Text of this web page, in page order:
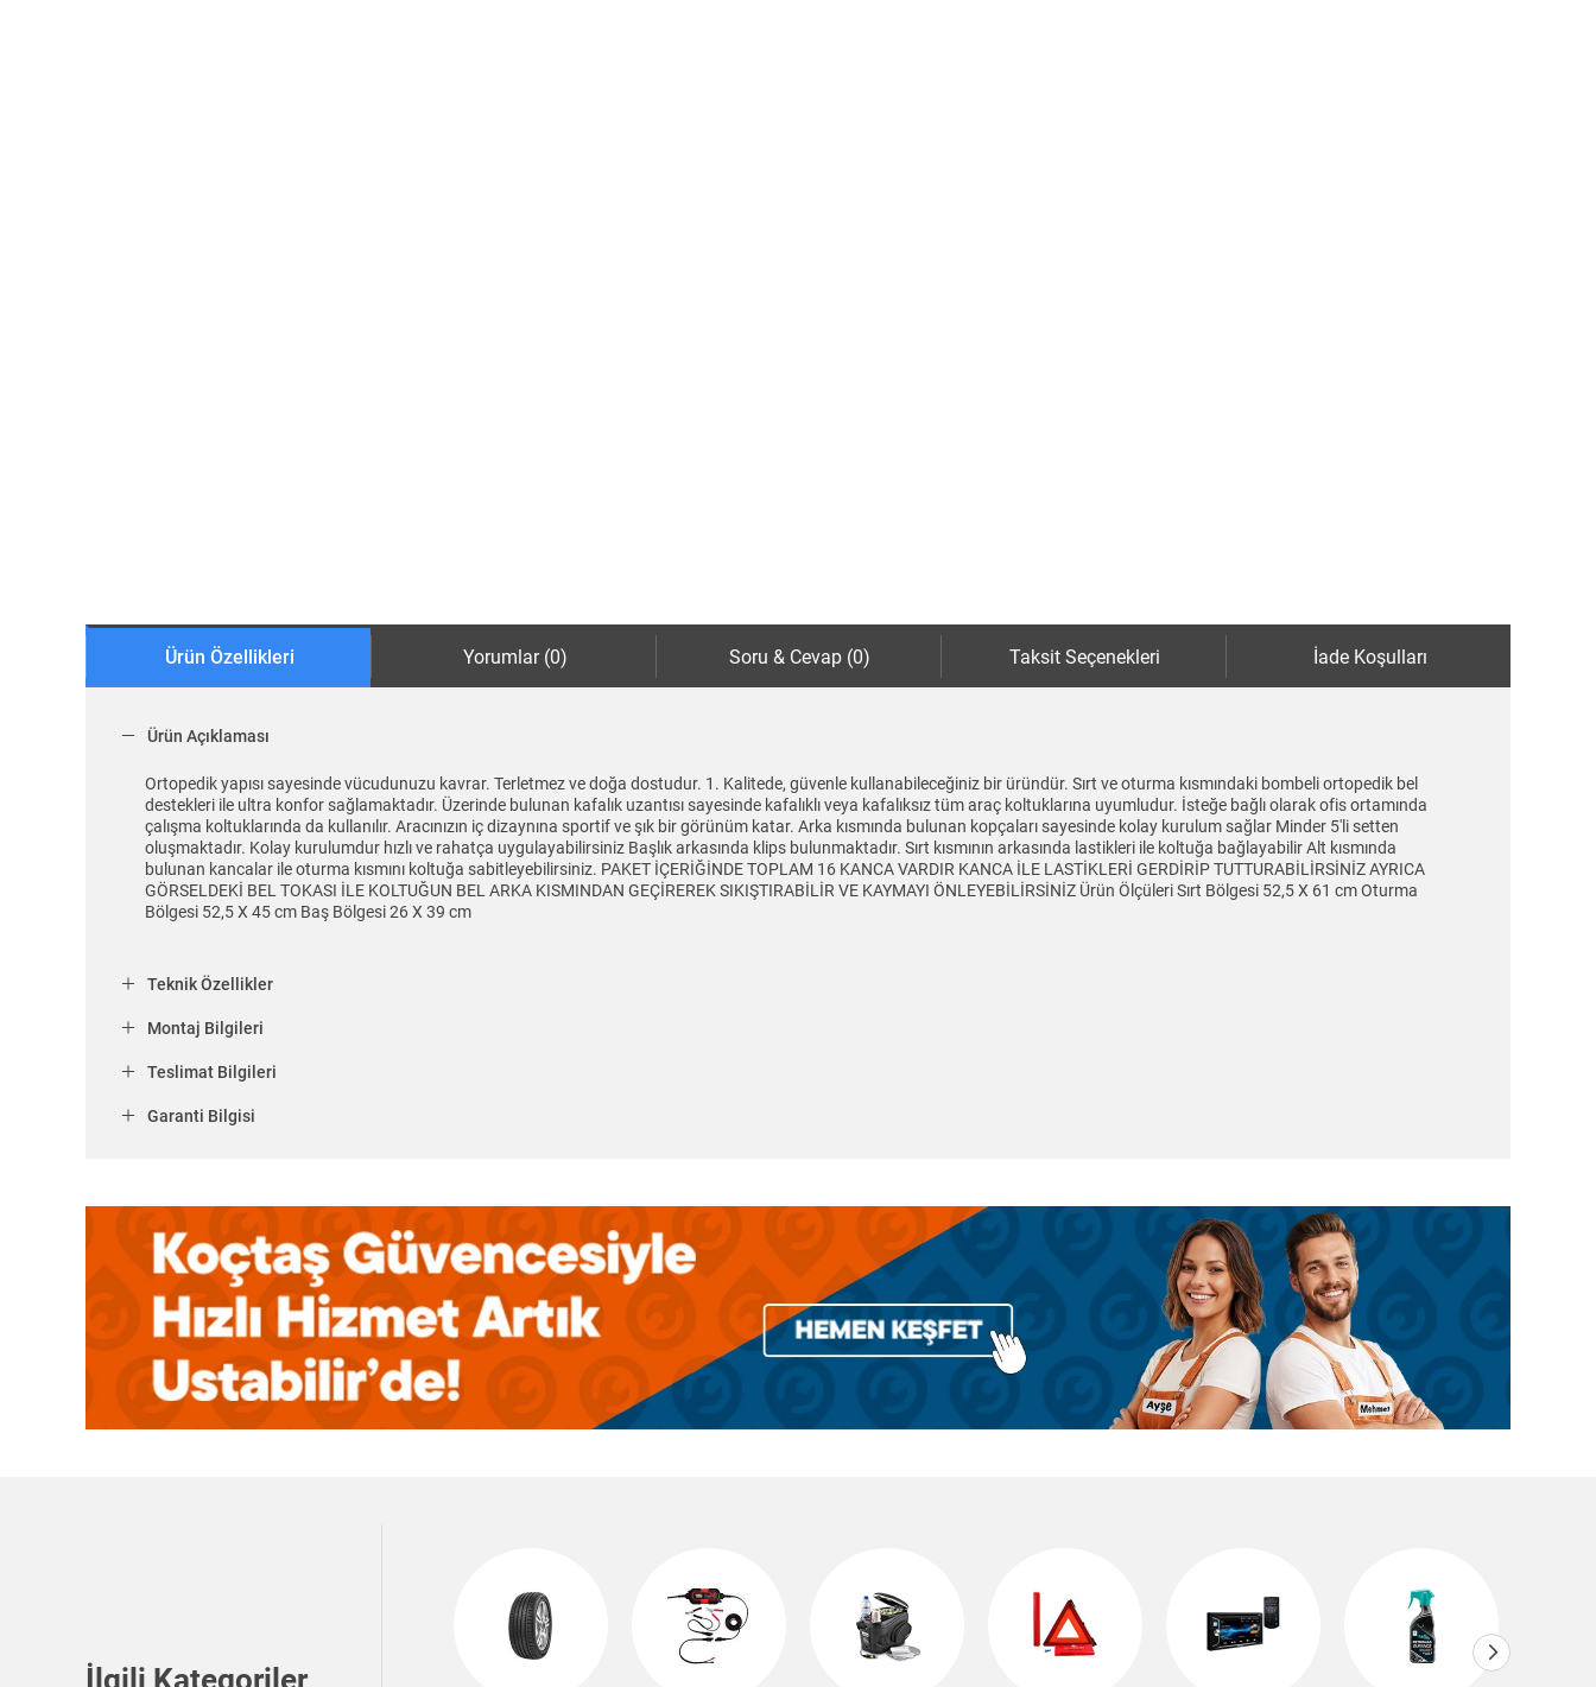
Ürün Özellikleri Yorumlar (0) Soru & Cevap (0) Taksit Seçenekleri İade Koşulları
Ürün Açıklaması
Ortopedik yapısı sayesinde vücudunuzu kavrar. Terletmez ve doğa dostudur. 1. Kalitede, güvenle kullanabileceğiniz bir üründür. Sırt ve oturma kısmındaki bombeli ortopedik bel
destekleri ile ultra konfor sağlamaktadır. Üzerinde bulunan kafalık uzantısı sayesinde kafalıklı veya kafalıksız tüm araç koltuklarına uyumludur. İsteğe bağlı olarak ofis ortamında
çalışma koltuklarında da kullanılır. Aracınızın iç dizaynına sportif ve şık bir görünüm katar. Arka kısmında bulunan kopçaları sayesinde kolay kurulum sağlar Minder 5'li setten
oluşmaktadır. Kolay kurulumdur hızlı ve rahatça uygulayabilirsiniz Başlık arkasında klips bulunmaktadır. Sırt kısmının arkasında lastikleri ile koltuğa bağlayabilir Alt kısmında
bulunan kancalar ile oturma kısmını koltuğa sabitleyebilirsiniz. PAKET İÇERİĞİNDE TOPLAM 16 KANCA VARDIR KANCA İLE LASTİKLERİ GERDİRİP TUTTURABİLİRSİNİZ AYRICA
GÖRSELDEKİ BEL TOKASI İLE KOLTUĞUN BEL ARKA KISMINDAN GEÇİREREK SIKIŞTIRABİLİR VE KAYMAYI ÖNLEYEBİLİRSİNİZ Ürün Ölçüleri Sırt Bölgesi 52,5 X 61 cm Oturma
Bölgesi 52,5 X 45 cm Baş Bölgesi 26 X 39 cm
Teknik Özellikler
Montaj Bilgileri
Teslimat Bilgileri
Garanti Bilgisi